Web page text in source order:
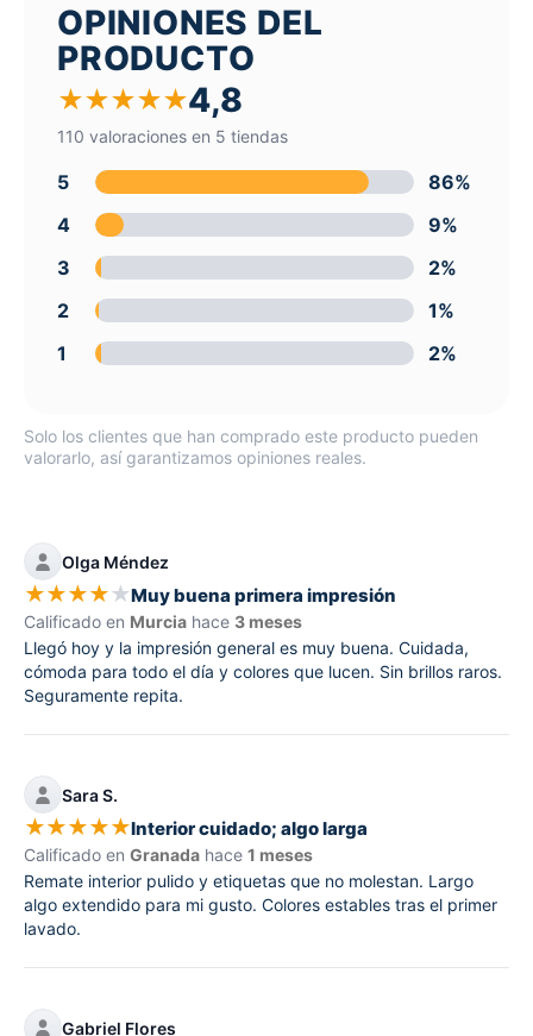
OPINIONES DEL
PRODUCTO
★★★★★4,8
110 valoraciones en 5 tiendas
5
86%
4
9%
3
2%
2
1%
1
2%
Solo los clientes que han comprado este producto pueden
valorarlo, así garantizamos opiniones reales.
Olga Méndez
★★★★★Muy buena primera impresión
Calificado en Murcia hace 3 meses
Llegó hoy y la impresión general es muy buena. Cuidada,
cómoda para todo el día y colores que lucen. Sin brillos raros.
Seguramente repita.
Sara S.
★★★★★Interior cuidado; algo larga
Calificado en Granada hace 1 meses
Remate interior pulido y etiquetas que no molestan. Largo
algo extendido para mi gusto. Colores estables tras el primer
lavado.
Gabriel Flores